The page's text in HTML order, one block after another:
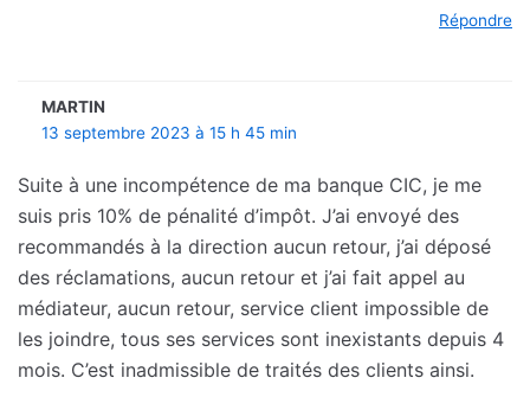
Répondre
MARTIN
13 septembre 2023 à 15 h 45 min
Suite à une incompétence de ma banque CIC, je me
suis pris 10% de pénalité d’impôt. J’ai envoyé des
recommandés à la direction aucun retour, j’ai déposé
des réclamations, aucun retour et j’ai fait appel au
médiateur, aucun retour, service client impossible de
les joindre, tous ses services sont inexistants depuis 4
mois. C’est inadmissible de traités des clients ainsi.